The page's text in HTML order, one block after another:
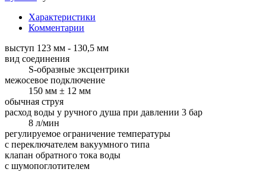
Характеристики
Комментарии
выступ 123 мм - 130,5 мм
вид соединения
S-образные эксцентрики
межосевое подключение
150 мм ± 12 мм
обычная струя
расход воды у ручного душа при давлении 3 бар
8 л/мин
регулируемое ограничение температуры
с переключателем вакуумного типа
клапан обратного тока воды
с шумопоглотителем